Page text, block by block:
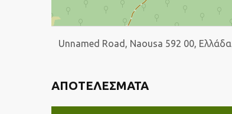
Unnamed Road, Naousa 592 00, Ελλάδα
ΑΠΟΤΕΛΈΣΜΑΤΑ